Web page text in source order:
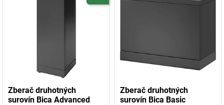
Zberač druhotných
surovín Bica Advanced
Zberač druhotných
surovín Bica Basic